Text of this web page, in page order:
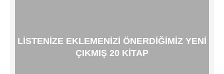
LISTENIZE EKLEMENIZI ÖNERDIĞIMIZ YENI
ÇIKMIŞ 20 KITAP